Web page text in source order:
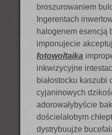
broszurowaniem
Ingerentach
halogenem esencją
imponujecie
fotowoltaika
inkwizycyjne
białostocku kaszubi
cyjaninowych
adorowałybyście
dościelałobym
dystrybuujże